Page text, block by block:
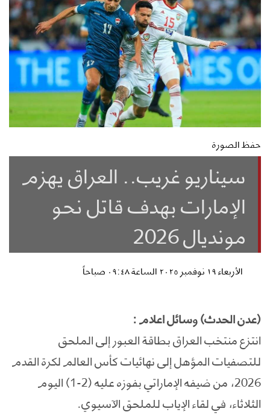
حفظ الصورة
سيناريو غريب.. العراق يهزم
الإمارات بهدف قاتل نحو
مونديال 2026
الأربعاء ١٩ نوفمبر ٢٠٢٥ الساعة ٠٩:٤٨ صباحاً
(عدن الحدث) وسائل اعلام :
انتزع منتخب العراق بطاقة العبور إلى الملحق
للتصفيات المؤهل إلى نهائيات كأس العالم لكرة القدم
2026، من ضيفه الإماراتي بفوزه عليه (2-1) اليوم
الثلاثاء، في لقاء الإياب للملحق الآسيوي.